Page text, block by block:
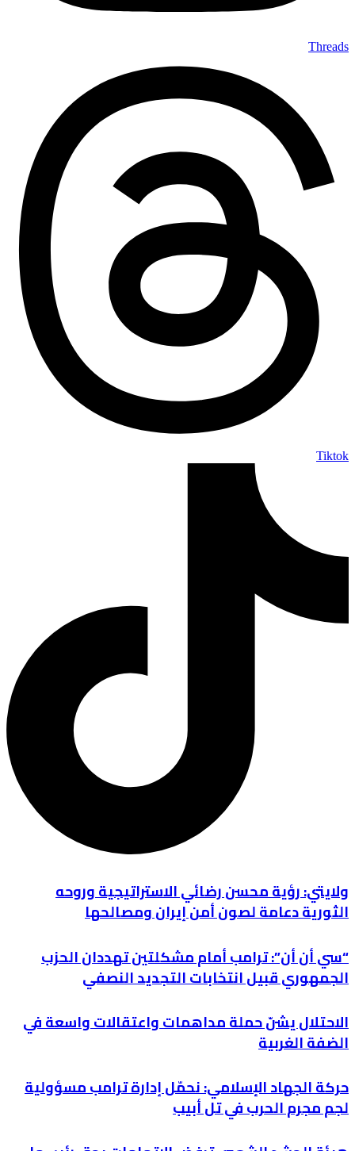
Threads
Tiktok
ولايتي: رؤية محسن رضائي الاستراتيجية وروحه
الثورية دعامة لصون أمن إيران ومصالحها
“سي أن أن”: ترامب أمام مشكلتين تهددان الحزب
الجمهوري قبيل انتخابات التجديد النصفي
الاحتلال يشنّ حملة مداهمات واعتقالات واسعة في
الضفة الغربية
حركة الجهاد الإسلامي: نحمّل إدارة ترامب مسؤولية
لجم مجرم الحرب في تل أبيب